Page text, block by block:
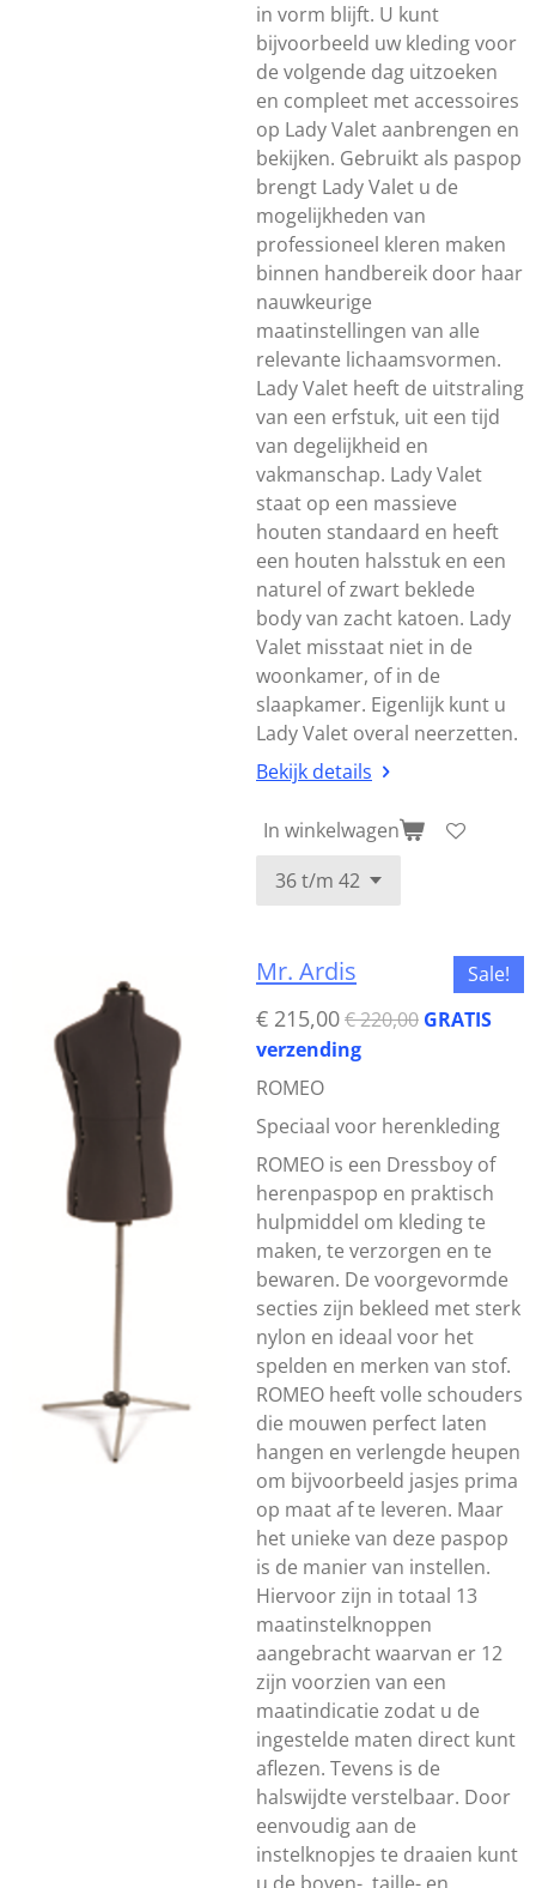
in vorm blijft. U kunt
bijvoorbeeld uw kleding voor
de volgende dag uitzoeken
en compleet met accessoires
op Lady Valet aanbrengen en
bekijken. Gebruikt als paspop
brengt Lady Valet u de
mogelijkheden van
professioneel kleren maken
binnen handbereik door haar
nauwkeurige
maatinstellingen van alle
relevante lichaamsvormen.
Lady Valet heeft de uitstraling
van een erfstuk, uit een tijd
van degelijkheid en
vakmanschap. Lady Valet
staat op een massieve
houten standaard en heeft
een houten halsstuk en een
naturel of zwart beklede
body van zacht katoen. Lady
Valet misstaat niet in de
woonkamer, of in de
slaapkamer. Eigenlijk kunt u
Lady Valet overal neerzetten.
Bekijk details
In winkelwagen
Sale!
Mr. Ardis
€ 215,00€ 220,00 GRATIS
verzending
ROMEO
Speciaal voor herenkleding
ROMEO is een Dressboy of
herenpaspop en praktisch
hulpmiddel om kleding te
maken, te verzorgen en te
bewaren. De voorgevormde
secties zijn bekleed met sterk
nylon en ideaal voor het
spelden en merken van stof.
ROMEO heeft volle schouders
die mouwen perfect laten
hangen en verlengde heupen
om bijvoorbeeld jasjes prima
op maat af te leveren. Maar
het unieke van deze paspop
is de manier van instellen.
Hiervoor zijn in totaal 13
maatinstelknoppen
aangebracht waarvan er 12
zijn voorzien van een
maatindicatie zodat u de
ingestelde maten direct kunt
aflezen. Tevens is de
halswijdte verstelbaar. Door
eenvoudig aan de
instelknopjes te draaien kunt